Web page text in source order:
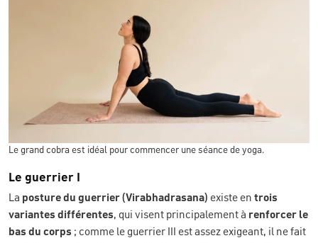
Le grand cobra est idéal pour commencer une séance de yoga.
Le guerrier I
La posture du guerrier (Virabhadrasana) existe en trois
variantes différentes, qui visent principalement à renforcer le
bas du corps ; comme le guerrier III est assez exigeant, il ne fait